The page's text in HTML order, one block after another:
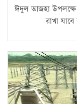
ঈদুল আজহা উপলক্ষে
রাখা